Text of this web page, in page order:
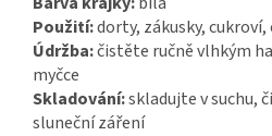
Použití:dorty, zákusky,
Údržba:čistěte ručně vlhkým
myčce
Skladování:skladujte v suchu,
sluneční záření